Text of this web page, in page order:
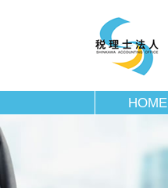
HOME